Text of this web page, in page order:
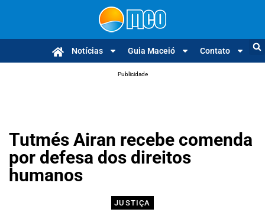
Notícias Guia Maceió Contato
Publicidade
Tutmés Airan recebe comenda
por defesa dos direitos
humanos
JUSTIÇA